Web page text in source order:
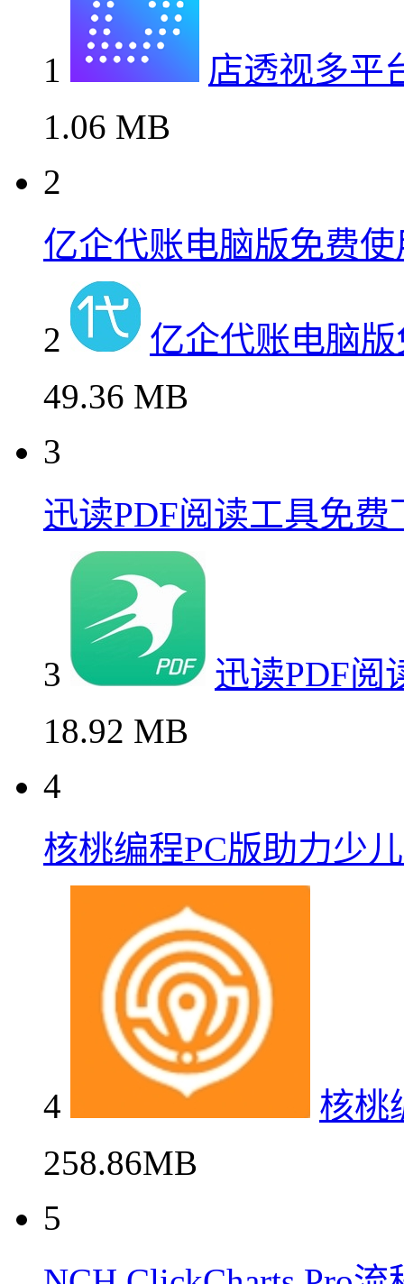
1
店透视多平
1.06 MB
2
亿企代账电脑版免费
2
亿企代账电脑
49.36 MB
3
迅读PDF阅读工具免费
3
迅读PDF阅
18.92 MB
4
核桃编程PC版助力少
4
核桃
258.86MB
5